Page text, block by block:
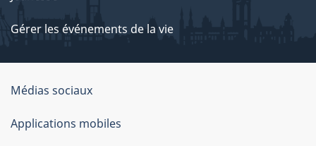
Gérer les événements de la vie
Organisation
du
gouvernement
Médias sociaux
Applications mobiles